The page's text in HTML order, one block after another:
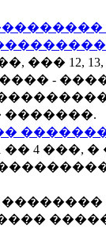
��� 12,
-
�������.
4 ���, � �
��������